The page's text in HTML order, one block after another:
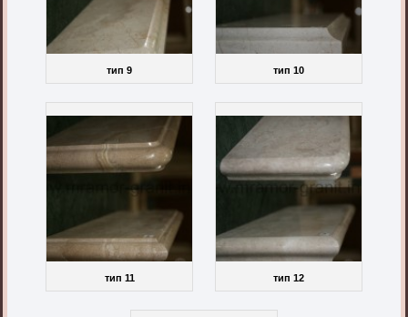
тип 9 тип 10
тип 11 тип 12